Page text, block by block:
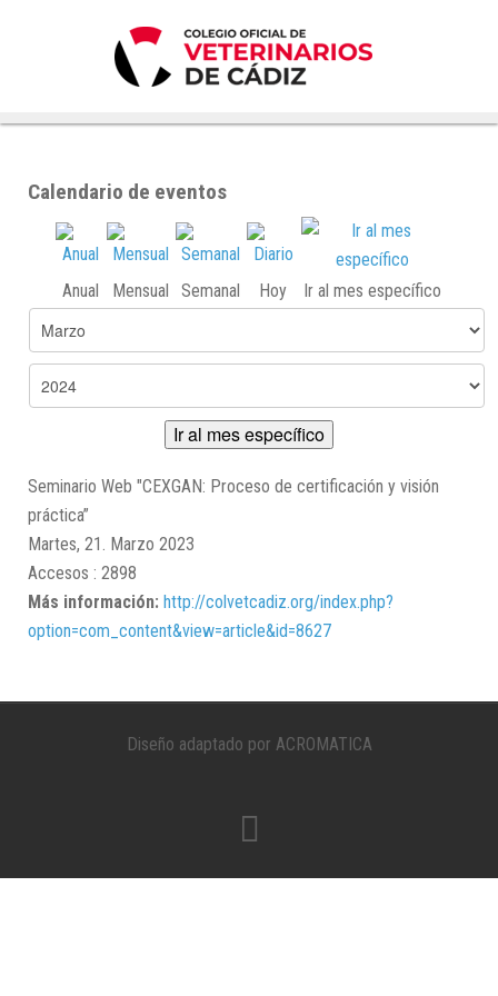
Calendario de eventos
Anual Mensual Semanal Hoy Ir al mes específico
Ir al mes específico
Seminario Web "CEXGAN: Proceso de certificación y visión
práctica”
Martes, 21. Marzo 2023
Accesos : 2898
Más información: http://colvetcadiz.org/index.php?
option=com_content&view=article&id=8627
Diseño adaptado por ACROMATICA